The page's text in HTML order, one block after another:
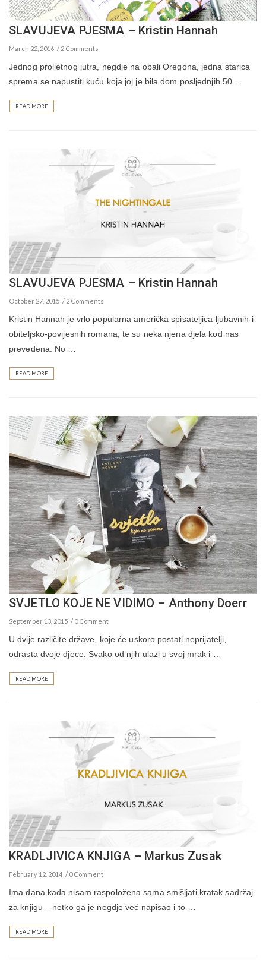
SLAVUJEVA PJESMA – Kristin Hannah
March 22, 2016 2 Comments
Jednog proljetnog jutra, negdje na obali Oregona, jedna starica
sprema se napustiti kuću koja joj je bila dom posljednjih 50 …
READ MORE
SLAVUJEVA PJESMA – Kristin Hannah
October 27, 2015 2 Comments
Kristin Hannah je vrlo popularna američka spisateljica ljubavnih i
obiteljsko-povijesnih romana, te su neka njena djela kod nas
prevedena. No …
READ MORE
SVJETLO KOJE NE VIDIMO – Anthony Doerr
September 13, 2015 0 Comment
U dvije različite države, koje će uskoro postati neprijatelji,
odrasta dvoje djece. Svako od njih ulazi u svoj mrak i …
READ MORE
KRADLJIVICA KNJIGA – Markus Zusak
February 12, 2014 0 Comment
Ima dana kada nisam raspoložena sama smišljati kratak sadržaj
za knjigu – netko ga je negdje već napisao i to …
READ MORE